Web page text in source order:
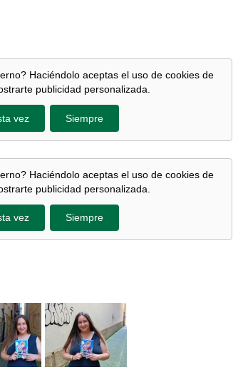
Haciéndolo aceptas el uso de cookies de
publicidad personalizada.
vez Siempre
Haciéndolo aceptas el uso de cookies de
publicidad personalizada.
vez Siempre